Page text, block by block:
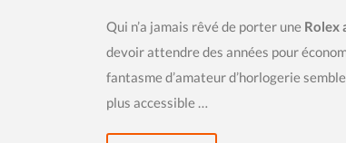
Qui n’a jamais rêvé de porter une Rolex
devoir attendre des années pour
fantasme d’amateur d’horlogerie
plus accessible …